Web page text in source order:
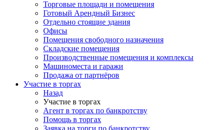
Торговые площади и помещения
Готовый Арендный Бизнес
Отдельно стоящие здания
Офисы
Помещения свободного назначения
Складские помещения
Производственные помещения и комплексы
Машиноместа и гаражи
Продажа от партнёров
Участие в торгах
Назад
Участие в торгах
Агент в торгах по банкротству
Помощь в торгах
Заявка на торги по банкротству